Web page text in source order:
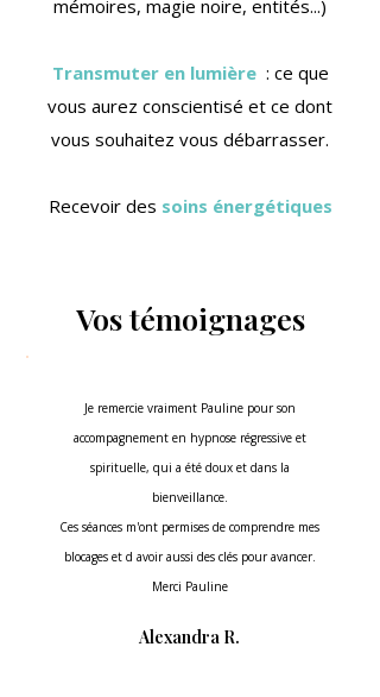
mémoires, magie noire, entités...)
Transmuter en lumière : ce que
vous aurez conscientisé et ce dont
vous souhaitez vous débarrasser.
Recevoir des soins énergétiques
Vos témoignages
Je remercie vraiment Pauline pour son
accompagnement en hypnose régressive et
spirituelle, qui a été doux et dans la
bienveillance.
Ces séances m'ont permises de comprendre mes
blocages et d avoir aussi des clés pour avancer.
Merci Pauline
Alexandra R.